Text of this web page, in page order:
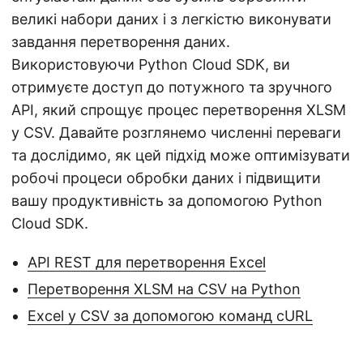
великі набори даних і з легкістю виконувати
завдання перетворення даних.
Використовуючи Python Cloud SDK, ви
отримуєте доступ до потужного та зручного
API, який спрощує процес перетворення XLSM
у CSV. Давайте розглянемо численні переваги
та дослідимо, як цей підхід може оптимізувати
робочі процеси обробки даних і підвищити
вашу продуктивність за допомогою Python
Cloud SDK.
API REST для перетворення Excel
Перетворення XLSM на CSV на Python
Excel у CSV за допомогою команд cURL